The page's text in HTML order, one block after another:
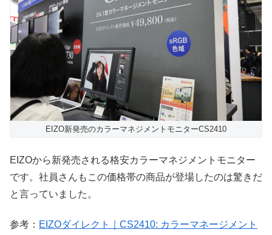
EIZO新発売のカラーマネジメントモニターCS2410
EIZOから新発売される格安カラーマネジメントモニター
です。社員さんもこの価格帯の商品が登場したのは驚きだ
と言っていました。
参考： EIZOダイレクト｜CS2410: カラーマネージメント